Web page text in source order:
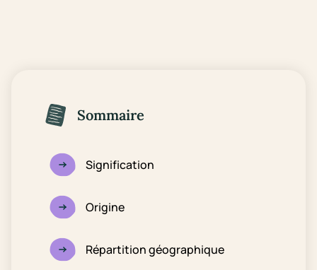
Sommaire
Signification
Origine
Répartition géographique